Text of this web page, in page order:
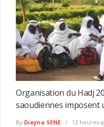
Organisation du Hadj
saoudiennes imposent
By Dieyna SENE 13 heures